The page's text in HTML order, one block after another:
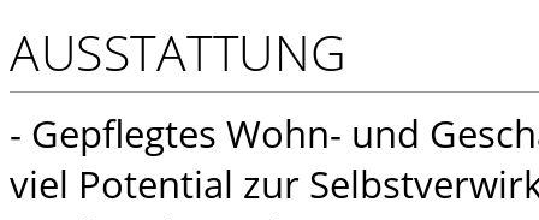
AUSSTATTUNG
- Gepflegtes Wohn- und
viel Potential zur